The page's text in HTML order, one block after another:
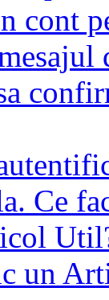
cont
Ce
un